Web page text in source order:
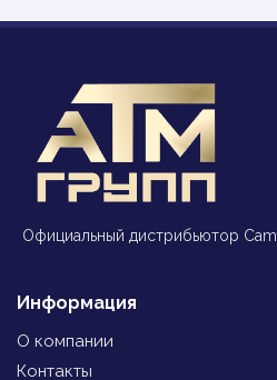
Официальный дистрибьютор Cam
Информация
О компании
Контакты